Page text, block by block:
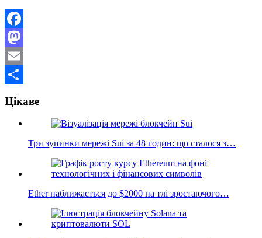
Facebook
Mastodon
Email
Цікаве
Три зупинки мережі Sui за 48 годин: що сталося з…
Ether наближається до $2000 на тлі зростаючого…